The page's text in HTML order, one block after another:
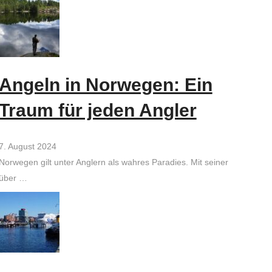
in Norwegen: Ein
für jeden Angler
August 2024
gilt unter Anglern als wahres Paradies. Mit seiner
…